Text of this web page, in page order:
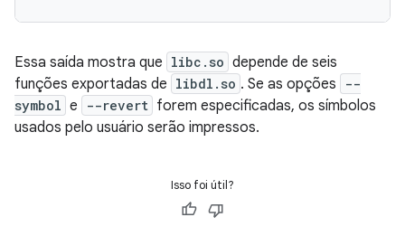
Essa saída mostra que libc.so depende de seis
funções exportadas de libdl.so . Se as opções
--
symbol e --revert forem especificadas, os símbolos
usados pelo usuário serão impressos.
Isso foi útil?